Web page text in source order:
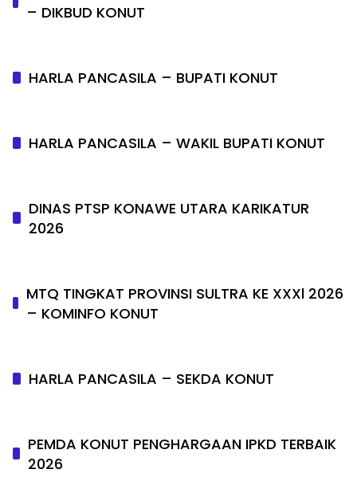
– DIKBUD KONUT
HARLA PANCASILA – BUPATI KONUT
HARLA PANCASILA – WAKIL BUPATI KONUT
DINAS PTSP KONAWE UTARA KARIKATUR
2026
MTQ TINGKAT PROVINSI SULTRA KE XXXl 2026
– KOMINFO KONUT
HARLA PANCASILA – SEKDA KONUT
PEMDA KONUT PENGHARGAAN IPKD TERBAIK
2026